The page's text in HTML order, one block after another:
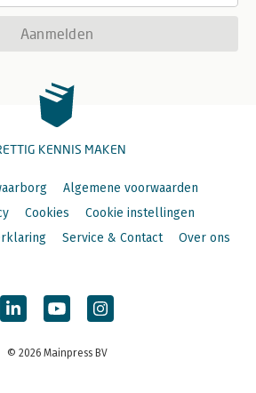
Aanmelden
KENNIS MAKEN
Algemene voorwaarden
Cookies
Cookie instellingen
Service & Contact Over ons
© 2026 Mainpress BV